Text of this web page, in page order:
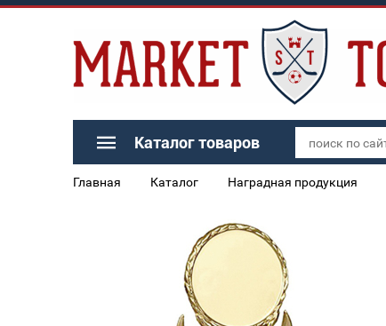
Каталог товаров
Главная Каталог Наградная продукция